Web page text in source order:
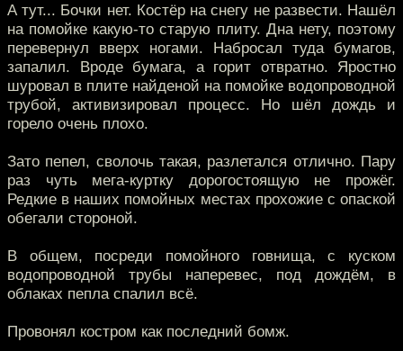
А тут... Бочки нет. Костёр на снегу не развести. Нашёл
на помойке какую-то старую плиту. Дна нету, поэтому
перевернул вверх ногами. Набросал туда бумагов,
запалил. Вроде бумага, а горит отвратно. Яростно
шуровал в плите найденой на помойке водопроводной
трубой, активизировал процесс. Но шёл дождь и
горело очень плохо.
Зато пепел, сволочь такая, разлетался отлично. Пару
раз чуть мега-куртку дорогостоящую не прожёг.
Редкие в наших помойных местах прохожие с опаской
обегали стороной.
В общем, посреди помойного говнища, с куском
водопроводной трубы наперевес, под дождём, в
облаках пепла спалил всё.
Провонял костром как последний бомж.